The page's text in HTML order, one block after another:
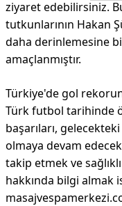
ziyaret edebilirsiniz.
tutkunlarının Hakan
daha derinlemesine
amaçlanmıştır.
Türkiye'de gol
Türk futbol tarihinde
başarıları,
olmaya devam
takip etmek ve
hakkında bilgi almak